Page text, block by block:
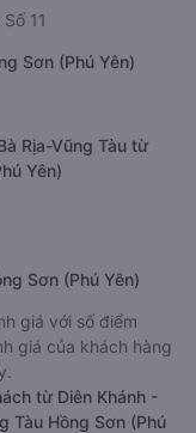
11
Sơn (Phú Yên)
Rịa-Vũng Tàu từ
Yên)
Sơn (Phú Yên)
giá với số điểm
giá của khách hàng
từ Diên Khánh -
Tàu Hồng Sơn (Phú